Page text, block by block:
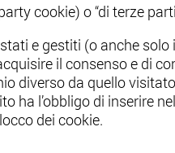
cookie) o “di terze
e gestiti (o anche
il consenso e di
diverso da quello
ha l’obbligo di inserire
dei cookie.